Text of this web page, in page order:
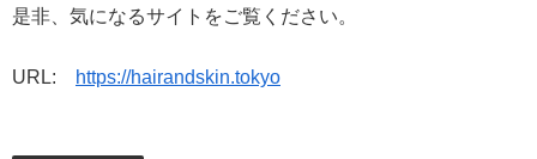
是非、気になるサイトをご覧ください。
URL: https://hairandskin.tokyo